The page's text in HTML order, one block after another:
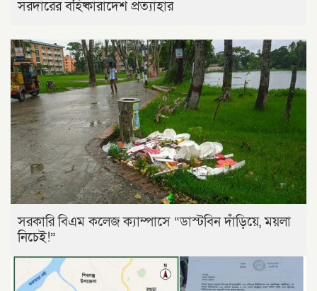
সরদারের বহিষ্কারাদেশ প্রত্যাহার
সরকারি বিএম কলেজ ক্যাম্পাসে “ডাস্টবিন দাঁড়িয়ে, ময়লা
নিচেই!”